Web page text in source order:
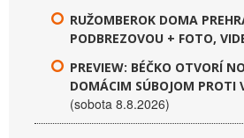
RUŽOMBEROK DOMA
PODBREZOVOU + FOTO,
PREVIEW: BÉČKO OTVORÍ
DOMÁCIM SÚBOJOM PROTI
(sobota 8.8.2026)